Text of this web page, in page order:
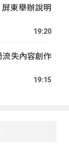
東舉辦說明
19:20
失內容創作
19:15